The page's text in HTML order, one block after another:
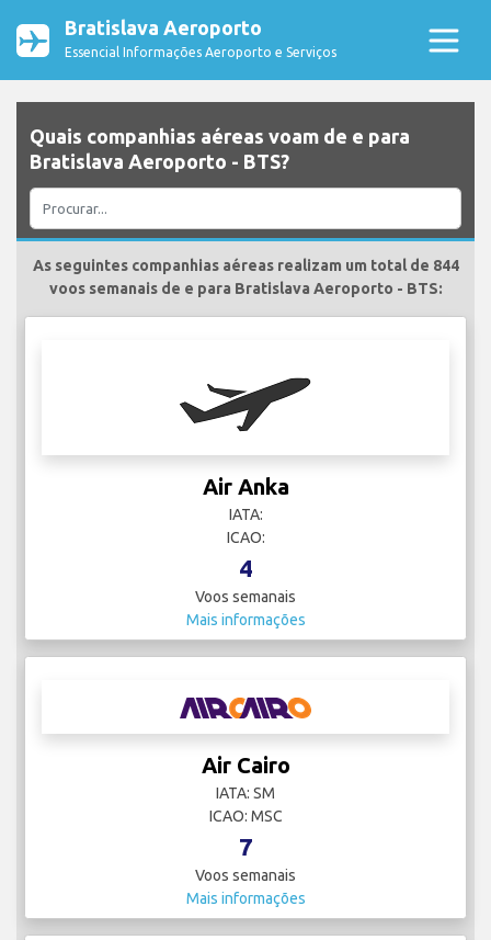
Bratislava Aeroporto
Essencial Informações Aeroporto e Serviços
Quais companhias aéreas voam de e para
Bratislava Aeroporto - BTS?
As seguintes companhias aéreas realizam um total de 844
voos semanais de e para Bratislava Aeroporto - BTS:
Air Anka
IATA:
ICAO:
4
Voos semanais
Mais informações
Air Cairo
IATA: SM
ICAO: MSC
7
Voos semanais
Mais informações